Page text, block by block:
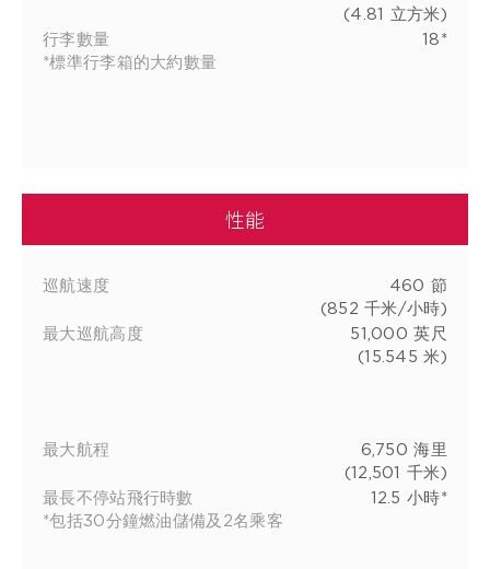
(4.81 立方米)
行李數量
*標準行李箱的大約數量
18*
性能
巡航速度
460 節
(852 千米/小時)
最大巡航高度
51,000 英尺
(15.545 米)
最大航程
6,750 海里
(12,501 千米)
最長不停站飛行時數
*包括30分鐘燃油儲備及2名乘客
12.5 小時*